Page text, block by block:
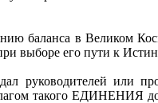
баланса в Великом
выборе его пути к
или
такого ЕДИНЕНИЯ